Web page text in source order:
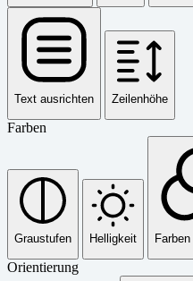
Text ausrichten Zeilenhöhe
Farben
Graustufen Helligkeit
Orientierung